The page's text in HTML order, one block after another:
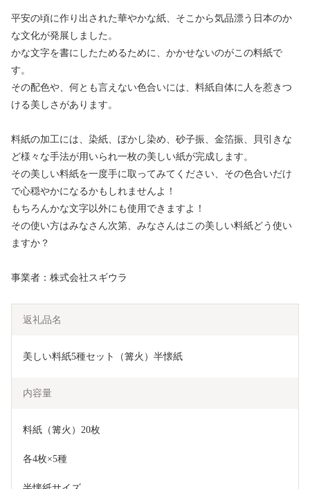
平安の頃に作り出された華やかな紙、そこから気品漂う日本のか
な文化が発展しました。
かな文字を書にしたためるために、かかせないのがこの料紙で
す。
その配色や、何とも言えない色合いには、料紙自体に人を惹きつ
ける美しさがあります。
料紙の加工には、染紙、ぼかし染め、砂子振、金箔振、貝引きな
ど様々な手法が用いられ一枚の美しい紙が完成します。
その美しい料紙を一度手に取ってみてください、その色合いだけ
で心穏やかになるかもしれませんよ！
もちろんかな文字以外にも使用できますよ！
その使い方はみなさん次第、みなさんはこの美しい料紙どう使い
ますか？
事業者：株式会社スギウラ
返礼品名
美しい料紙5種セット（篝火）半懐紙
内容量
料紙（篝火）20枚
各4枚×5種